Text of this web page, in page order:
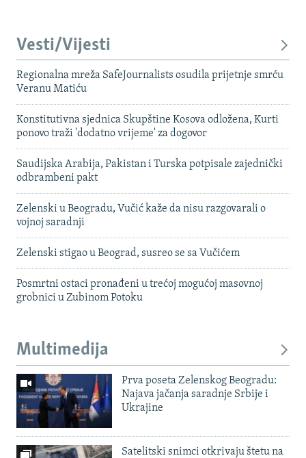
Vesti/Vijesti
Regionalna mreža SafeJournalists osudila prijetnje smrću
Veranu Matiću
Konstitutivna sjednica Skupštine Kosova odložena, Kurti
ponovo traži 'dodatno vrijeme' za dogovor
Saudijska Arabija, Pakistan i Turska potpisale zajednički
odbrambeni pakt
Zelenski u Beogradu, Vučić kaže da nisu razgovarali o
vojnoj saradnji
Zelenski stigao u Beograd, susreo se sa Vučićem
Posmrtni ostaci pronađeni u trećoj mogućoj masovnoj
grobnici u Zubinom Potoku
Multimedija
Prva poseta Zelenskog Beogradu:
Najava jačanja saradnje Srbije i
Ukrajine
Satelitski snimci otkrivaju štetu na